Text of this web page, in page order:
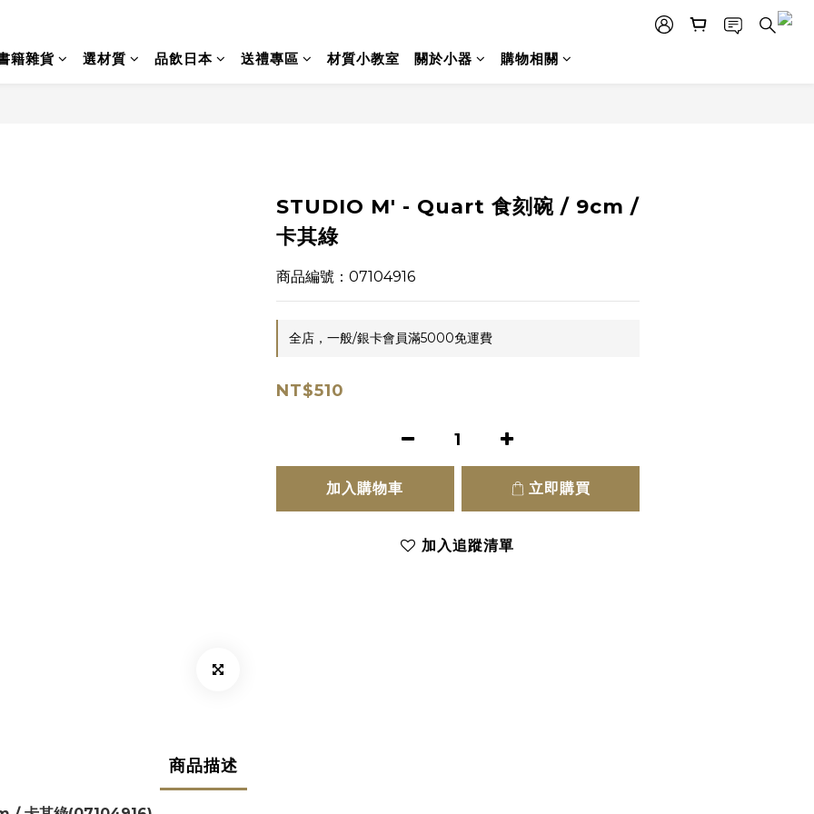
籍雜貨 選材質 品飲日本 送禮專區 材質小教室 關於小器 購物相關
STUDIO M' - Quart 食刻碗 / 9cm /
卡其綠
商品編號：07104916
全店，一般/銀卡會員滿5000免運費
NT$510
加入購物車 立即購買
加入追蹤清單
商品描述